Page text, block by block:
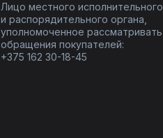
Лицо местного исполнительного
и распорядительного органа,
уполномоченное рассматривать
обращения покупателей:
+375 162 30-18-45